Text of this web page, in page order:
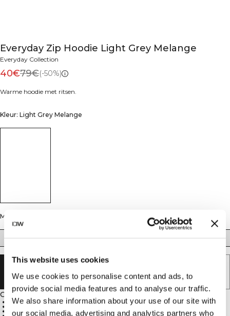
This website uses cookies
We use cookies to personalise content and ads, to
provide social media features and to analyse our traffic.
We also share information about your use of our site with
our social media, advertising and analytics partners who
Everyday Zip Hoodie Light Grey Melange
Everyday Collection
40€79€(-50%)
Warme hoodie met ritsen.
Kleur: Light Grey Melange
Maat
S M L XL XXL
HOOGTE
Omschrijving
70% biologisch katoen, 30% gerecycled polyester
Volledige rits